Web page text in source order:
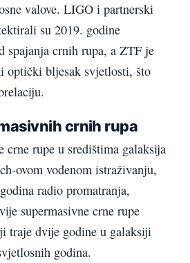
valove. LIGO i partnerski
su 2019. godine
spajanja crnih rupa, a ZTF je
optički bljesak svjetlosti, što
crnih rupa
crne rupe u središtima galaksija
ovom vođenom istraživanju,
radio promatranja,
supermasivne crne rupe
traje dvije godine u galaksiji
godina.